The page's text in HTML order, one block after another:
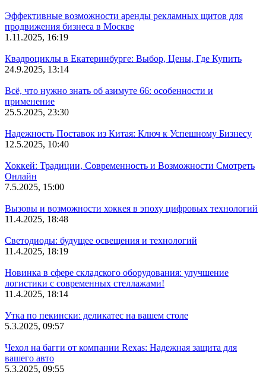
Эффективные возможности аренды рекламных щитов для
продвижения бизнеса в Москве
1.11.2025, 16:19
Квадроциклы в Екатеринбурге: Выбор, Цены, Где Купить
24.9.2025, 13:14
Всё, что нужно знать об азимуте 66: особенности и
применение
25.5.2025, 23:30
Надежность Поставок из Китая: Ключ к Успешному Бизнесу
12.5.2025, 10:40
Хоккей: Традиции, Современность и Возможности Смотреть
Онлайн
7.5.2025, 15:00
Вызовы и возможности хоккея в эпоху цифровых технологий
11.4.2025, 18:48
Светодиоды: будущее освещения и технологий
11.4.2025, 18:19
Новинка в сфере складского оборудования: улучшение
логистики с современных стеллажами!
11.4.2025, 18:14
Утка по пекински: деликатес на вашем столе
5.3.2025, 09:57
Чехол на багги от компании Rexas: Надежная защита для
вашего авто
5.3.2025, 09:55